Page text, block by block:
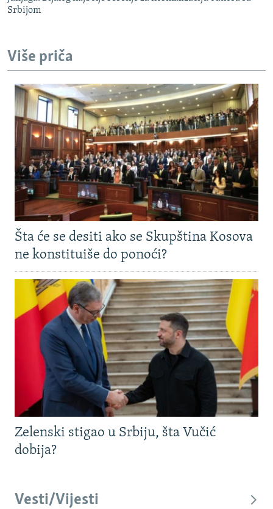
Srbijom
Više priča
Šta će se desiti ako se Skupština Kosova
ne konstituiše do ponoći?
Zelenski stigao u Srbiju, šta Vučić
dobija?
Vesti/Vijesti